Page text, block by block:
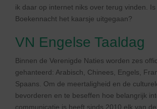
ik daar op internet niks over terug vinden.
Boekennacht het kaarsje uitgegaan?
VN Engelse Taaldag
Binnen de Verenigde Naties worden zes
gehanteerd: Arabisch, Chinees, Engels,
Spaans. Om de meertaligheid en de
bevorderen en te beseffen hoe belangrijk
communicatie is heeft sinds 2010 elk van